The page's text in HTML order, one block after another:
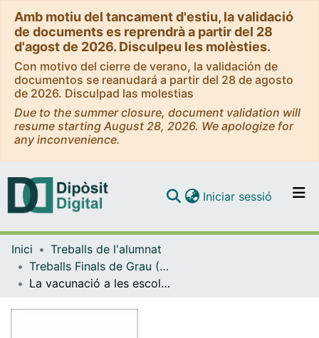
Amb motiu del tancament d'estiu, la validació
de documents es reprendrà a partir del 28
d'agost de 2026. Disculpeu les molèsties.
Con motivo del cierre de verano, la validación de
documentos se reanudará a partir del 28 de agosto
de 2026. Disculpad las molestias
Due to the summer closure, document validation will
resume starting August 28, 2026. We apologize for
any inconvenience.
Navega per tot el DD
Com publicar
Iniciar sessió (current)
Inici
Treballs de l'alumnat
Treballs Finals de Grau (TFG) - Mestre d'Educació Primària
La vacunació a les escoles: Proposta per treballar les malalties i la vacunació amb els infants de cicle superior de primària